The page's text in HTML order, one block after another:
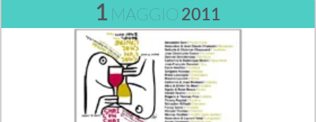
1 MAGGIO 2011